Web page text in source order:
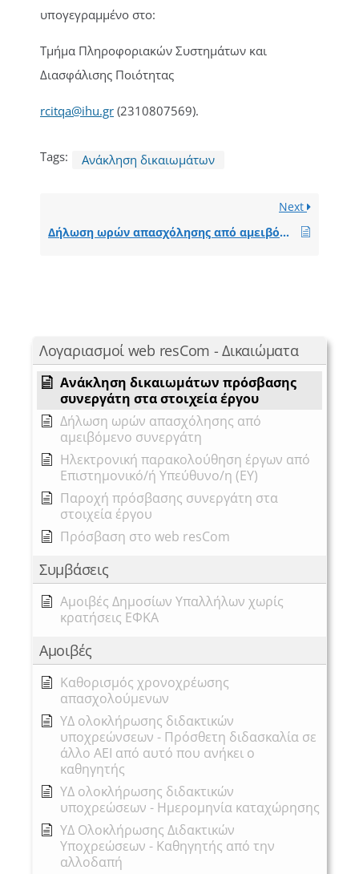
Λογαριασμοί web resCom - Δικαιώματα
Ανάκληση δικαιωμάτων πρόσβασης
συνεργάτη στα στοιχεία έργου
Δήλωση ωρών απασχόλησης από
αμειβόμενο συνεργάτη
Ηλεκτρονική παρακολούθηση έργων από
Επιστημονικό/ή Υπεύθυνο/η (ΕΥ)
Παροχή πρόσβασης συνεργάτη στα
στοιχεία έργου
Πρόσβαση στο web resCom
Συμβάσεις
Αμοιβές Δημοσίων Υπαλλήλων χωρίς
κρατήσεις ΕΦΚΑ
Αμοιβές
Καθορισμός χρονοχρέωσης
απασχολούμενων
ΥΔ ολοκλήρωσης διδακτικών
υποχρεώνσεων - Πρόσθετη διδασκαλία σε
άλλο ΑΕΙ από αυτό που ανήκει ο
καθηγητής
ΥΔ ολοκλήρωσης διδακτικών
υποχρεώσεων - Ημερομηνία καταχώρησης
ΥΔ Ολοκλήρωσης Διδακτικών
Υποχρεώσεων - Καθηγητής από την
αλλοδαπή
υπογεγραμμένο στο:
Τμήμα Πληροφοριακών Συστημάτων και
Διασφάλισης Ποιότητας
rcitqa@ihu.gr (2310807569).
Tags: Ανάκληση δικαιωμάτων
Next
Δήλωση ωρών απασχόλησης από αμειβόμενο συνεργάτη